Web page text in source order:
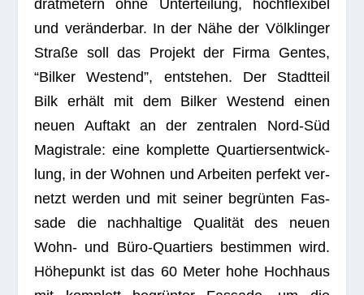
drat­me­tern ohne Unter­tei­lung, hoch­fle­xi­bel
und ver­än­der­bar. In der Nähe der Völk­lin­ger
Straße soll das Pro­jekt der Firma Gen­tes,
“Bil­ker West­end”, ent­ste­hen. Der Stadt­teil
Bilk erhält mit dem Bil­ker West­end einen
neuen Auf­takt an der zen­tra­len Nord-Süd
Magis­trale: eine kom­plette Quar­tiers­ent­wick­
lung, in der Woh­nen und Arbei­ten per­fekt ver­
netzt wer­den und mit sei­ner begrün­ten Fas­
sade die nach­hal­tige Qua­li­tät des neuen
Wohn- und Büro-Quar­tiers bestim­men wird.
Höhe­punkt ist das 60 Meter hohe Hoch­haus